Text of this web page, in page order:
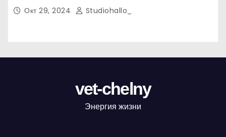
Окт 29, 2024 Studiohallo_
vet-chelny
Энергия жизни